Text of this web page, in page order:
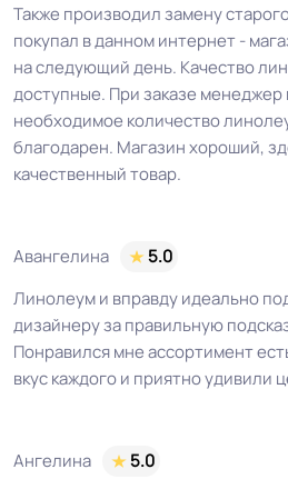
Также производил замену
покупал в данном интернет -
на следующий день. Качество
доступные. При заказе менеджер
необходимое количество
благодарен. Магазин хороший,
качественный товар.
Авангелина
5.0
Линолеум и вправду идеально
дизайнеру за правильную
Понравился мне ассортимент
вкус каждого и приятно удивили
Ангелина
5.0